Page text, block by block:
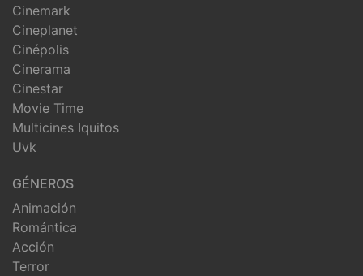
Cinemark
Cineplanet
Cinépolis
Cinerama
Cinestar
Movie Time
Multicines Iquitos
Uvk
GÉNEROS
Animación
Romántica
Acción
Terror